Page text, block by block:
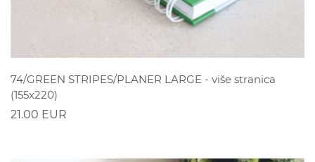
POGLEDAJ
74/GREEN STRIPES/PLANER LARGE - više stranica
(155x220)
21.00 EUR